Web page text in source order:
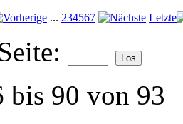
... 234567 Letzte
bis 90 von 93